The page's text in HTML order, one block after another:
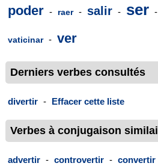
poder - raer - salir - ser -
vaticinar - ver
Derniers verbes consultés
divertir - Effacer cette liste
Verbes à conjugaison
advertir - controvertir - convertir